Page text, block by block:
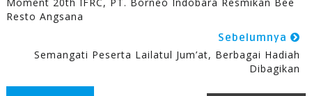
Resto Angsana
Sebelumnya
Semangati Peserta Lailatul Jum’at, Berbagai Hadiah
Dibagikan